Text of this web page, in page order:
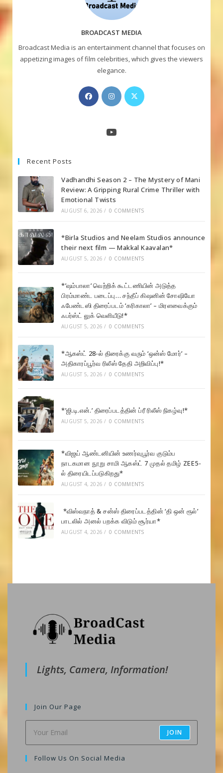
BROADCAST MEDIA
Broadcast Media is an entertainment channel that focuses on
appetizing images of film celebrities, which gives the viewers
elegance.
Opens
in
new
Opens
in
Opens
YouTube
Recent Posts
Vadhandhi Season 2 – The Mystery of Mani
Review: A Gripping Rural Crime Thriller with
Emotional Twists
AUGUST 6, 2026 / 0 COMMENTS
*Birla Studios and Neelam Studios announce
their next film — Makkal Kaavalan*
AUGUST 5, 2026 / 0 COMMENTS
*’ஷம்பாலா’ வெற்றிக் கூட்டணியின் அடுத்த
பிரம்மாண்ட படைப்பு… சந்தீப் கிஷனின் சோஷியோ
ஃபேண்டஸி திரைப்படம் ‘கரிகாலா’ – மிரளவைக்கும்
ஃபர்ஸ்ட் லுக் வெளியீடு!*
AUGUST 5, 2026 / 0 COMMENTS
*ஆகஸ்ட் 28-ல் திரைக்கு வரும் ‘ஒன்ஸ் மோர்’ –
அதிகாரப்பூர்வ ரிலீஸ் தேதி அறிவிப்பு!*
AUGUST 5, 2026 / 0 COMMENTS
*’ஜி.டி.என்.’ திரைப்படத்தின் ப்ரீ ரிலீஸ் நிகழ்வு!*
AUGUST 5, 2026 / 0 COMMENTS
*விஜய் ஆண்டனியின் உணர்வுபூர்வ குடும்ப
நாடகமான நூறு சாமி ஆகஸ்ட் 7 முதல் தமிழ் ZEE5-
ல் திரையிடப்படுகிறது*
AUGUST 4, 2026 / 0 COMMENTS
*விஸ்வநாத் & சன்ஸ் திரைப்படத்தின் ‘தி ஒன் ரூல்’
பாடலில் அனல் பறக்க விடும் சூர்யா*
AUGUST 4, 2026 / 0 COMMENTS
Lights, Camera, Information!
Join Our Page
JOIN
Follow Us On Social Media